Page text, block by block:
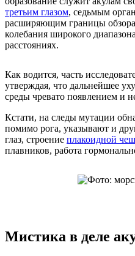
третьим глазом, седьмым
расширяющим границы
колебания широкого
расстояниях.
Как водится, часть
утверждая, что дальнейшее
среды чревато появлением и
Кстати, на следы мутации
помимо рога, указывают и
глаз, строение плакоидной
плавников, работа
Мистика в деле